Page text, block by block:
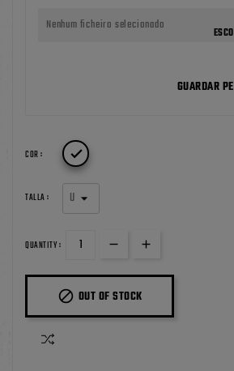
Nenhum ficheiro selecionado
GUARDAR
COR : 
TALLA :
QUANTITY :
 OUT OF STOCK